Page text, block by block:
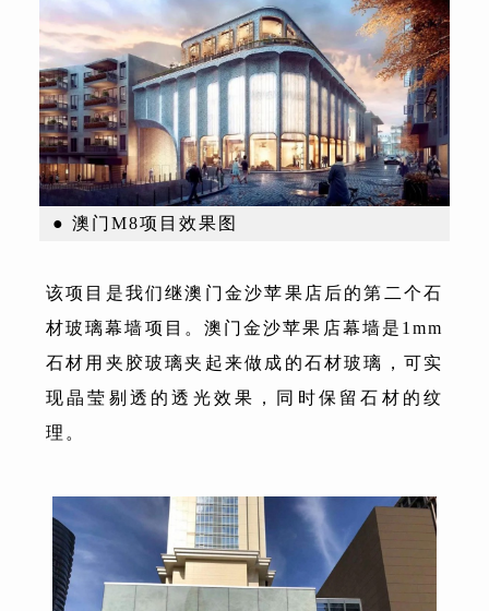
● 澳门M8项目效果图
该项目是我们继澳门金沙苹果店后的第二个石
材玻璃幕墙项目。澳门金沙苹果店幕墙是1mm
石材用夹胶玻璃夹起来做成的石材玻璃，可实
现晶莹剔透的透光效果，同时保留石材的纹
理。